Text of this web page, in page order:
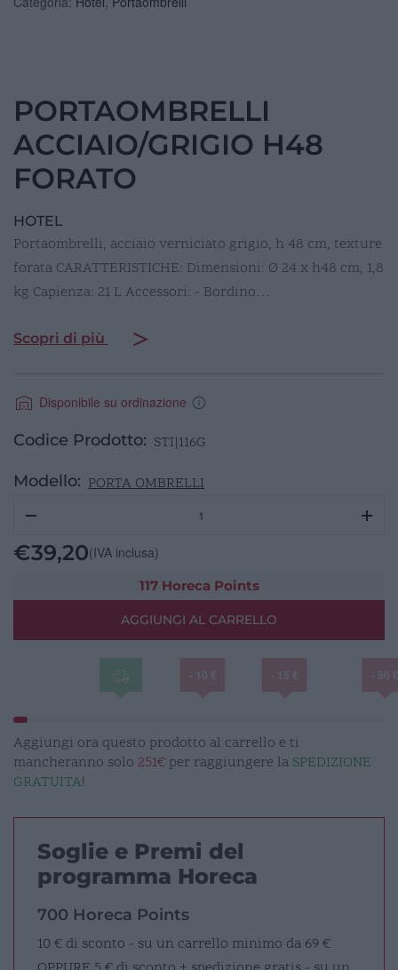
PORTAOMBRELLI
ACCIAIO/GRIGIO H48
FORATO
HOTEL
Portaombrelli, acciaio verniciato grigio, h 48 cm, texture
forata CARATTERISTICHE: Dimensioni: Ø 24 x h48 cm, 1,8
kg Capienza: 21 L Accessori: - Bordino…
Scopri di più
Disponibile su ordinazione
Codice Prodotto: STI|116G
Modello: PORTA OMBRELLI
H48
FORATO
€39,20(IVA inclusa)
117 Horeca Points
AGGIUNGI AL CARRELLO
Aggiungi ora questo prodotto al carrello e ti
mancheranno solo 251€ per raggiungere la SPEDIZIONE
GRATUITA!
Soglie e Premi del
programma Horeca
700 Horeca Points
10 € di sconto - su un carrello minimo da 69 €